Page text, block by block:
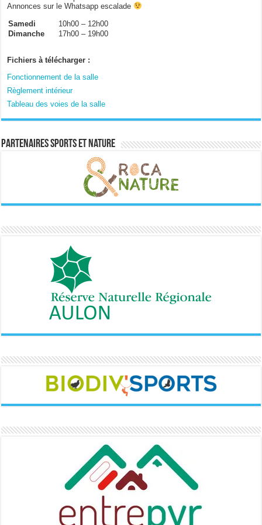
Annonces sur le Whatsapp escalade
Samedi
10h00 – 12h00
Dimanche
17h00 – 19h00
Fichiers à télécharger :
Fonctionnement de la salle
Règlement intérieur
Tableau des voies de la salle
Partenaires sports et nature